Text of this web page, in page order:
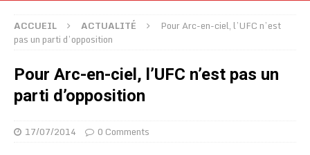
ACCUEIL ACTUALITÉ
Pour Arc-en-ciel, l’UFC n’est
pas un parti d’opposition
Pour Arc-en-ciel, l’UFC n’est pas un
parti d’opposition
17/07/2014 0 Comments